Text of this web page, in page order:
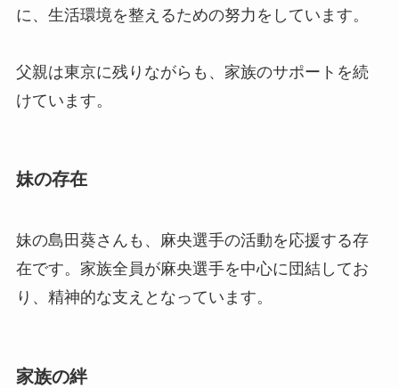
に、生活環境を整えるための努力をしています。
父親は東京に残りながらも、家族のサポートを続
けています。
妹の存在
妹の島田葵さんも、麻央選手の活動を応援する存
在です。家族全員が麻央選手を中心に団結してお
り、精神的な支えとなっています。
家族の絆